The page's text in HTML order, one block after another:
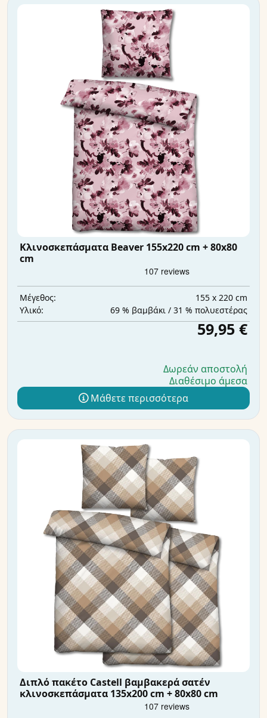
Κλινοσκεπάσματα Beaver 155x220 cm + 80x80
cm
Μέγεθος:
155 x 220 cm
Υλικό:
69 % βαμβάκι / 31 % πολυεστέρας
59,95 €
Δωρεάν αποστολή
Διαθέσιμο άμεσα
Μάθετε περισσότερα
Διπλό πακέτο Castell βαμβακερά σατέν
κλινοσκεπάσματα 135x200 cm + 80x80 cm